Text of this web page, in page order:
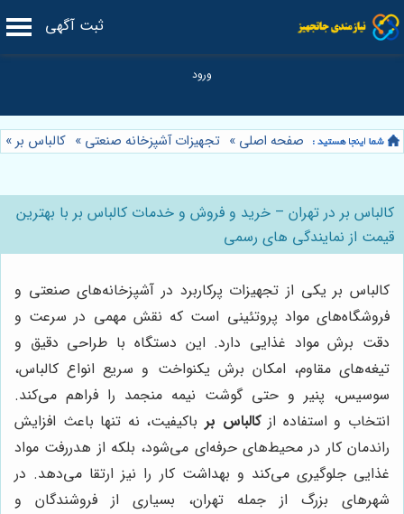
ثبت آگهی
صفحه اصلی » تجهیزات آشپزخانه صنعتی » کالباس بر»
کالباس بر در تهران – خرید و فروش و خدمات کالباس بر با بهترین
قیمت از نمایندگی های رسمی
کالباس بر یکی از تجهیزات پرکاربرد در آشپزخانه‌های صنعتی و
فروشگاه‌های مواد پروتئینی است که نقش مهمی در سرعت و
دقت برش مواد غذایی دارد. این دستگاه با طراحی دقیق و
تیغه‌های مقاوم، امکان برش یکنواخت و سریع انواع کالباس،
سوسیس، پنیر و حتی گوشت نیمه منجمد را فراهم می‌کند.
انتخاب و استفاده ازکالباس بر باکیفیت، نه تنها باعث افزایش
راندمان کار در محیط‌های حرفه‌ای می‌شود، بلکه از هدررفت مواد
غذایی جلوگیری می‌کند و بهداشت کار را نیز ارتقا می‌دهد. در
شهرهای بزرگ از جمله تهران، بسیاری از فروشندگان و